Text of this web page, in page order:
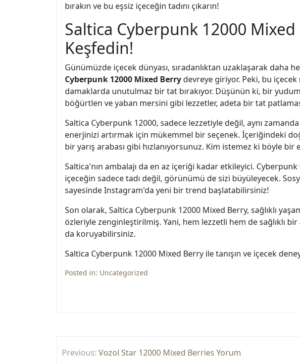
bırakın ve bu eşsiz içeceğin tadını çıkarın!
Saltica Cyberpunk 12000
Keşfedin!
Günümüzde içecek dünyası, sıradanlıktan uzaklaşarak daha
Cyberpunk 12000 Mixed Berrydevreye giriyor. Peki, bu
damaklarda unutulmaz bir tat bırakıyor. Düşünün ki, bir
böğürtlen ve yaban mersini gibi lezzetler, adeta bir tat
Saltica Cyberpunk 12000, sadece lezzetiyle değil, aynı
enerjinizi artırmak için mükemmel bir seçenek. İçeriğindeki
bir yarış arabası gibi hızlanıyorsunuz. Kim istemez ki böyle bir
Saltica'nın ambalajı da en az içeriği kadar etkileyici.
içeceğin sadece tadı değil, görünümü de sizi büyüleyecek.
sayesinde Instagram'da yeni bir trend başlatabilirsiniz!
Son olarak, Saltica Cyberpunk 12000 Mixed Berry, sağlıklı
özleriyle zenginleştirilmiş. Yani, hem lezzetli hem de sağlıklı bir
da koruyabilirsiniz.
Saltica Cyberpunk 12000 Mixed Berry ile tanışın ve içecek
Posted in: Uncategorized
Yazı
Previous: Vozol Star 12000 Mixed Berries Yorum